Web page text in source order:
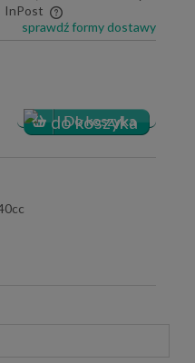
InPost
kosztów płatności
sprawdź formy dostawy